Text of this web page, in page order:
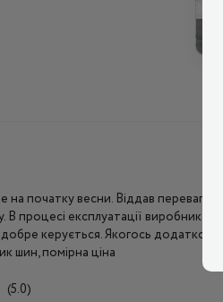
початку весни. Віддав перевагу
процесі експлуатації виробник не
керується. Якогось
шин, помірна ціна
(5.0)